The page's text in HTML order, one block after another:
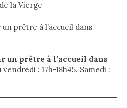
la Vierge
un prêtre à l’accueil dans
un prêtre à l’accueil dans
: 17h-18h45. Samedi :